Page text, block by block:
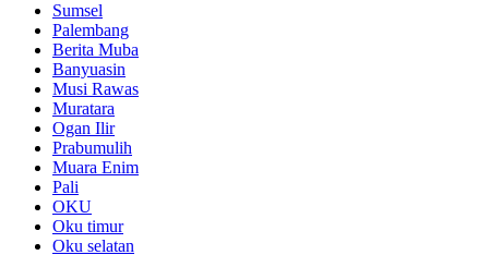
Sumsel
Palembang
Berita Muba
Banyuasin
Musi Rawas
Muratara
Ogan Ilir
Prabumulih
Muara Enim
Pali
OKU
Oku timur
Oku selatan